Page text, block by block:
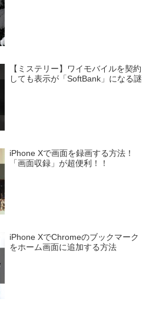
【ミステリー】ワイモバイルを契約
しても表示が「SoftBank」になる謎
iPhone Xで画面を録画する方法！
「画面収録」が超便利！！
iPhone XでChromeのブックマーク
をホーム画面に追加する方法